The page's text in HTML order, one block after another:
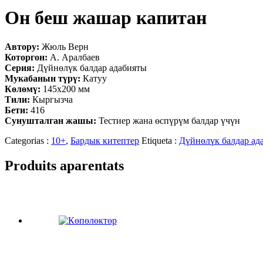
Он беш жашар капитан
Автору: Жюль Верн
Которгон: А. Аралбаев
Серия: Дүйнөлүк балдар адабияты
Мукабанын түрү: Катуу
Көлөмү: 145х200 мм
Тили: Кыргызча
Бети: 416
Сунушталган жашы: Тестиер жана өспүрүм балдар үчүн
Categorias : 10+, Бардык китептер Etiqueta : Дүйнөлүк балдар
Produits aparentats